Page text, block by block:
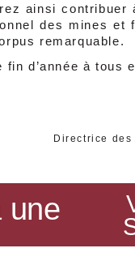
ainsi
des mines et
remarquable.
fin d’année à tous
Directrice
une